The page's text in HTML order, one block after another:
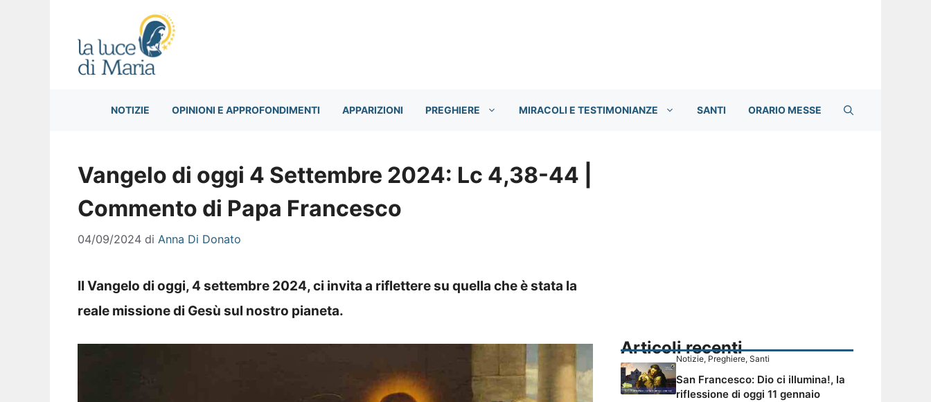
NOTIZIE OPINIONI E APPROFONDIMENTI APPARIZIONI PREGHIERE MIRACOLI E TESTIMONIANZE SANTI ORARIO MESSE
Vangelo di oggi 4 Settembre 2024: Lc 4,38-44 |
Commento di Papa Francesco
04/09/2024 di Anna Di Donato
Il Vangelo di oggi, 4 settembre 2024, ci invita a riflettere su quella che è stata la
reale missione di Gesù sul nostro pianeta.
Articoli recenti
Notizie, Preghiere, Santi
San Francesco: Dio ci illumina!, la
riflessione di oggi 11 gennaio